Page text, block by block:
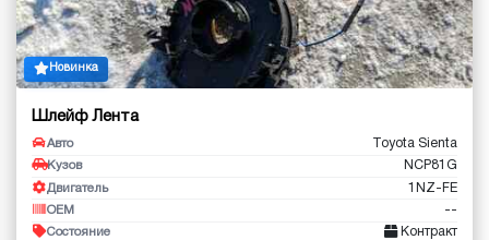
Новинка
Шлейф Лента
Авто Toyota Sienta
Кузов NCP81G
Двигатель 1NZ-FE
OEM --
Состояние Контракт